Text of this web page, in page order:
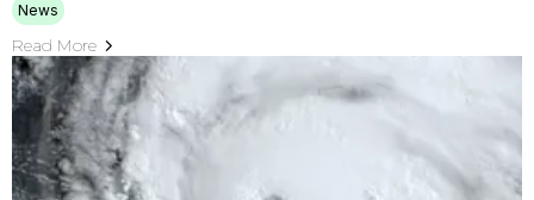
News
Read More